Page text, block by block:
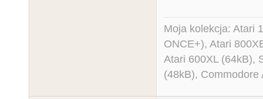
Moja kolekcja: Atari
ONCE+), Atari
Atari 600XL (64kB),
(48kB),